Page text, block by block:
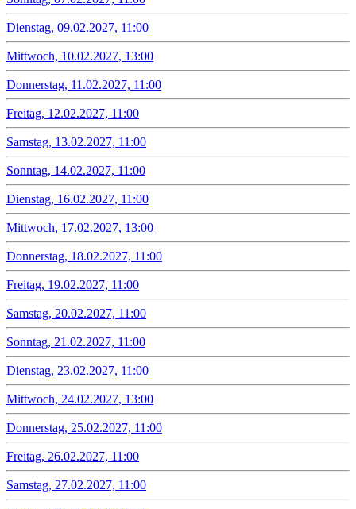
Dienstag, 09.02.2027, 11:00
Mittwoch, 10.02.2027, 13:00
Donnerstag, 11.02.2027, 11:00
Freitag, 12.02.2027, 11:00
Samstag, 13.02.2027, 11:00
Sonntag, 14.02.2027, 11:00
Dienstag, 16.02.2027, 11:00
Mittwoch, 17.02.2027, 13:00
Donnerstag, 18.02.2027, 11:00
Freitag, 19.02.2027, 11:00
Samstag, 20.02.2027, 11:00
Sonntag, 21.02.2027, 11:00
Dienstag, 23.02.2027, 11:00
Mittwoch, 24.02.2027, 13:00
Donnerstag, 25.02.2027, 11:00
Freitag, 26.02.2027, 11:00
Samstag, 27.02.2027, 11:00